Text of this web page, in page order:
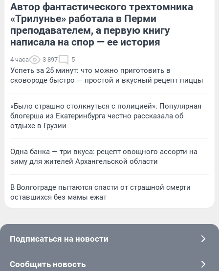
Автор фантастического трехтомника
«Трилунье» работала в Перми
преподавателем, а первую книгу
написала на спор — ее история
4 часа 3 897 5
Успеть за 25 минут: что можно приготовить в
сковороде быстро — простой и вкусный рецепт пиццы
«Было страшно столкнуться с полицией». Популярная
блогерша из Екатеринбурга честно рассказала об
отдыхе в Грузии
Одна банка — три вкуса: рецепт овощного ассорти на
зиму для жителей Архангельской области
В Волгограде пытаются спасти от страшной смерти
оставшихся без мамы ежат
Подписаться на новости
Сообщить новость